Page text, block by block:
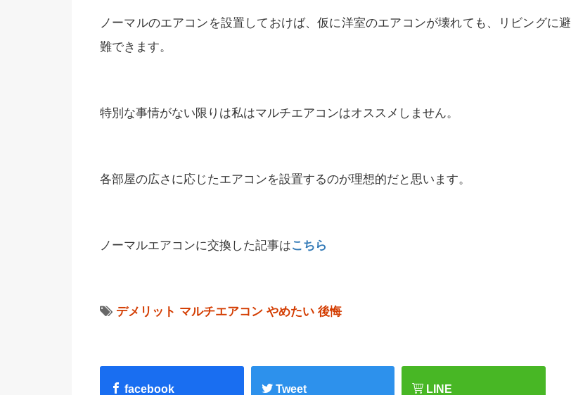
ノーマルのエアコンを設置しておけば、仮に洋室のエアコンが壊れても、リビングに避
難できます。
特別な事情がない限りは私はマルチエアコンはオススメしません。
各部屋の広さに応じたエアコンを設置するのが理想的だと思います。
ノーマルエアコンに交換した記事はこちら
デメリット マルチエアコン やめたい 後悔
facebook Tweet LINE